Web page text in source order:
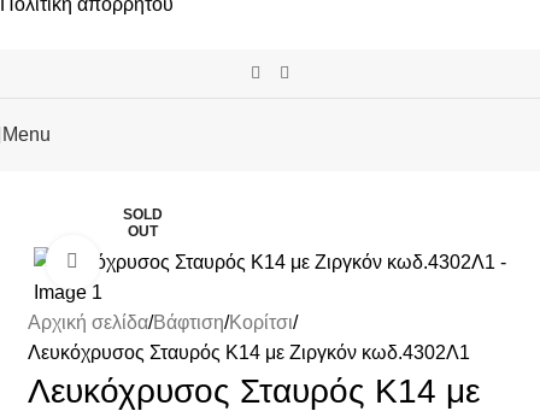
Menu
SOLD
OUT
Click to enlarge
Αρχική σελίδα Βάφτιση Κορίτσι
Λευκόχρυσος Σταυρός Κ14 με Ζιργκόν κωδ.4302Λ1
Λευκόχρυσος Σταυρός Κ14 με